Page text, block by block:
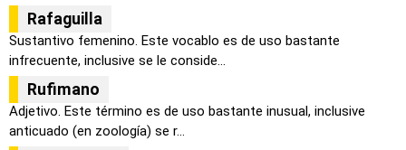
Rafaguilla
Sustantivo femenino. Este vocablo es de uso bastante
infrecuente, inclusive se le conside...
Rufimano
Adjetivo. Este término es de uso bastante inusual, inclusive
anticuado (en zoología) se r...